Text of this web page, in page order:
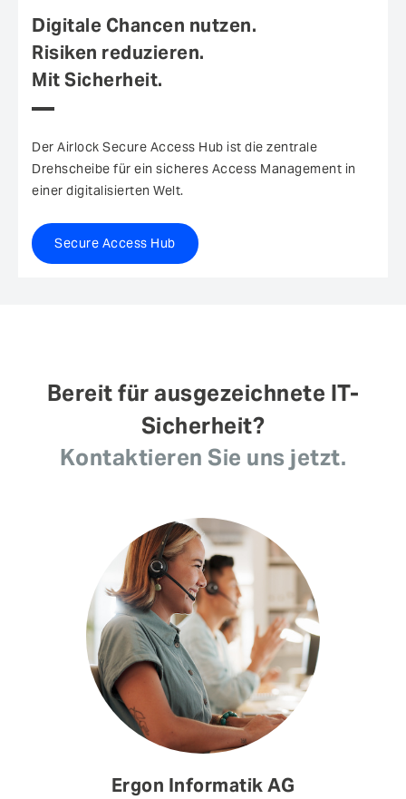
Digitale Chancen nutzen.
Risiken reduzieren.
Mit Sicherheit.
Der Airlock Secure Access Hub ist die zentrale
Drehscheibe für ein sicheres Access Management in
einer digitalisierten Welt.
Secure Access Hub
Bereit für ausgezeichnete IT-
Sicherheit?
Kontaktieren Sie uns jetzt.
Ergon Informatik AG